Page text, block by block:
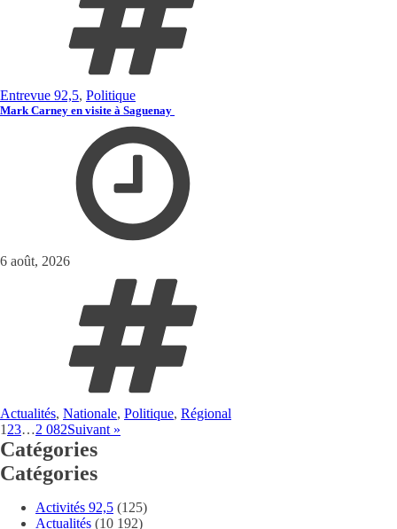
Entrevue 92,5, Politique
Mark Carney en visite à Saguenay
6 août, 2026
Actualités, Nationale, Politique, Régional
1 23…2 082Suivant »
Catégories
Catégories
Activités 92,5 (125)
Actualités (10 192)